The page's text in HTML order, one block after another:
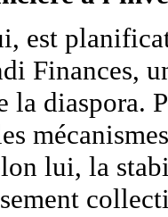
est
Finances,
la diaspora.
lui, la